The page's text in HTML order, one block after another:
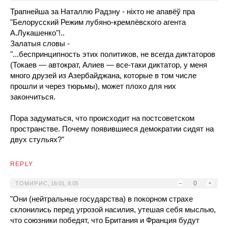
Трапнейша за Наталлю Радзну - ніхто не апавёў пра
"Белорусский Режим лубяно-кремлёвского агента
А.Лукашенко"!..
Залатыя словы -
"...беспринципность этих политиков, не всегда диктаторов
(Токаев — автократ, Алиев — все-таки диктатор, у меня
много друзей из Азербайджана, которые в том числе
прошли и через тюрьмы), может плохо для них
закончиться.
Пора задуматься, что происходит на постсоветском
пространстве. Почему появившиеся демократии сидят на
двух стульях?"
REPLY
– 0 +
ТОМИРИС 16:01, 8.05
"Они (нейтральные государства) в покорном страхе
склонились перед угрозой насилия, утешая себя мыслью,
что союзники победят, что Британия и Франция будут